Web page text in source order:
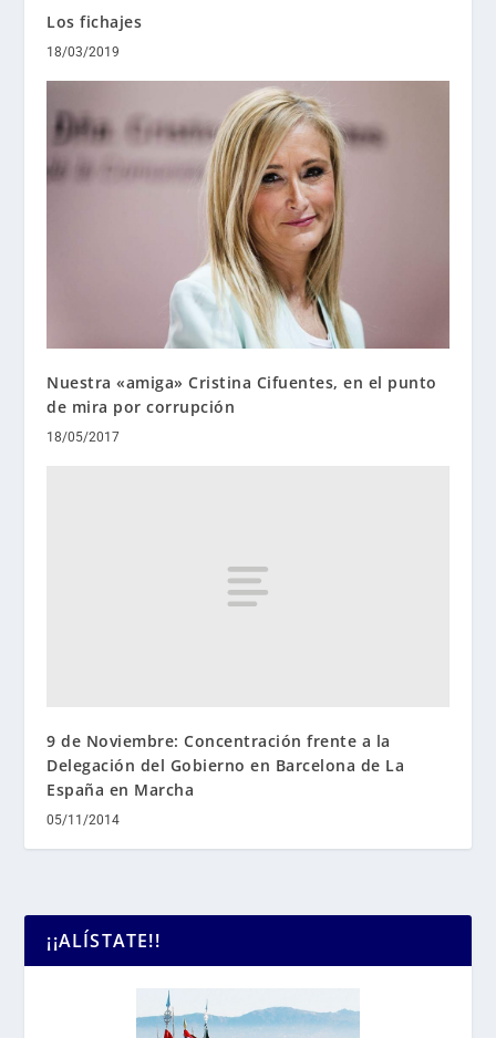
Los fichajes
18/03/2019
Nuestra «amiga» Cristina Cifuentes, en el punto
de mira por corrupción
18/05/2017
9 de Noviembre: Concentración frente a la
Delegación del Gobierno en Barcelona de La
España en Marcha
05/11/2014
¡¡ALÍSTATE!!